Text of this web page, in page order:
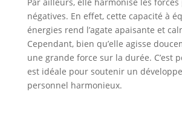
négatives. En effet, cette capacité à
énergies rend l’agate apaisante et
Cependant, bien qu’elle agisse
une grande force sur la durée. C’est
est idéale pour soutenir un
personnel harmonieux.